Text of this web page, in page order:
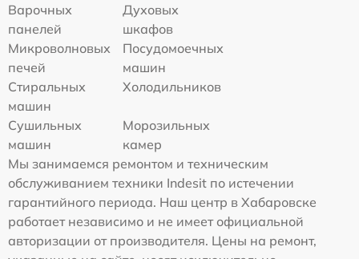
Варочных
панелей
Духовых
шкафов
Микроволновых
печей
Посудомоечных
машин
Стиральных
машин
Холодильников
Сушильных
машин
Морозильных
камер
Мы занимаемся ремонтом и техническим
обслуживанием техники Indesit по истечении
гарантийного периода. Наш центр в Хабаровске
работает независимо и не имеет официальной
авторизации от производителя. Цены на ремонт,